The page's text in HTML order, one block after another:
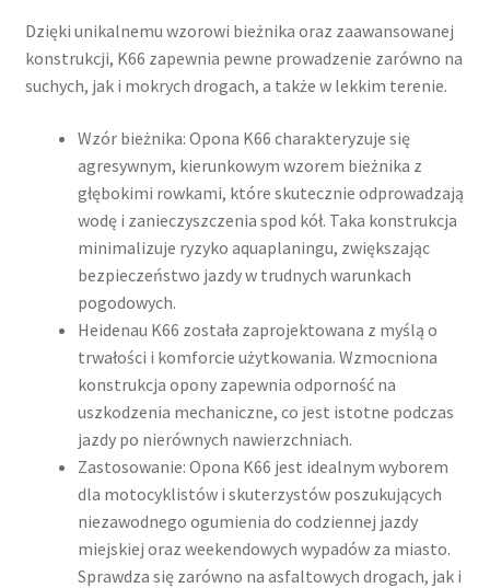
Dzięki unikalnemu wzorowi bieżnika oraz zaawansowanej
konstrukcji, K66 zapewnia pewne prowadzenie zarówno na
suchych, jak i mokrych drogach, a także w lekkim terenie.​
Wzór bieżnika: Opona K66 charakteryzuje się
agresywnym, kierunkowym wzorem bieżnika z
głębokimi rowkami, które skutecznie odprowadzają
wodę i zanieczyszczenia spod kół. Taka konstrukcja
minimalizuje ryzyko aquaplaningu, zwiększając
bezpieczeństwo jazdy w trudnych warunkach
pogodowych.​
Heidenau K66 została zaprojektowana z myślą o
trwałości i komforcie użytkowania. Wzmocniona
konstrukcja opony zapewnia odporność na
uszkodzenia mechaniczne, co jest istotne podczas
jazdy po nierównych nawierzchniach.
Zastosowanie: Opona K66 jest idealnym wyborem
dla motocyklistów i skuterzystów poszukujących
niezawodnego ogumienia do codziennej jazdy
miejskiej oraz weekendowych wypadów za miasto.
Sprawdza się zarówno na asfaltowych drogach, jak i